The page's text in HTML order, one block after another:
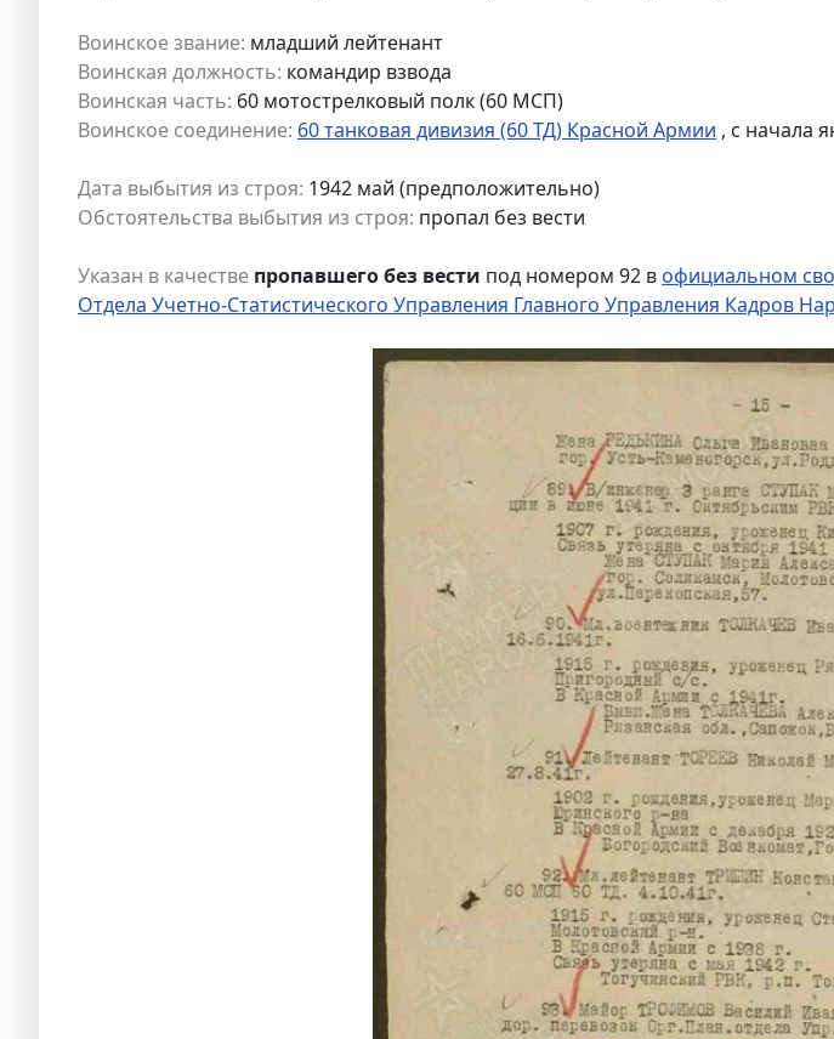
Воинское звание: младший лейтенант
Воинская должность: командир взвода
Воинская часть: 60 мотострелковый полк (60 МСП)
Воинское соединение: 60 танковая дивизия (60 ТД) Красной Армии , с начала
Дата выбытия из строя: 1942 май (предположительно)
Обстоятельства выбытия из строя: пропал без вести
Указан в качестве пропавшего без вести под номером 92 в официальном
Отдела Учетно-Статистического Управления Главного Управления Кадров